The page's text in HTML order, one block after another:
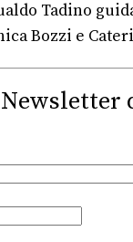
Tadino
Bozzi e